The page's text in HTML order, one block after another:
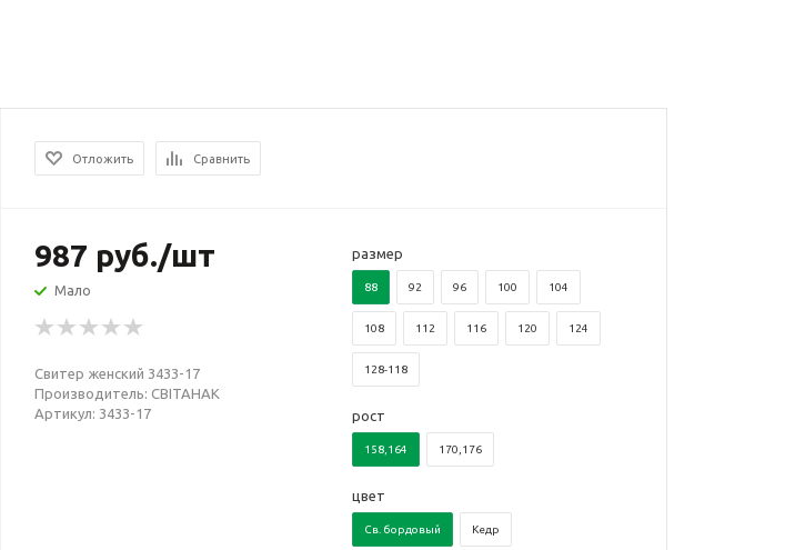
Отложить Сравнить
987 руб./шт
Мало
Свитер женский 3433-17
Производитель: СВIТАНАК
Артикул: 3433-17
размер
88 92 96 100 104
108 112 116 120 124
128-118
рост
158,164 170,176
цвет
Св. бордовый Кедр